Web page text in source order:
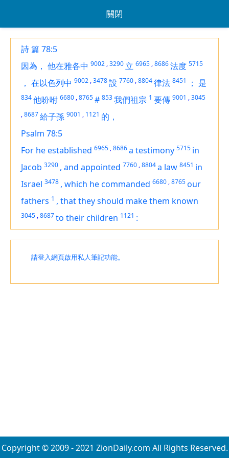
關閉
詩 篇 78:5
因為， 他在雅各中 9002 ,3290 立 6965 ,8686法度 5715
， 在以色列中 9002 ,3478設 7760 ,8804律法 8451 ； 是
834他吩咐 6680 ,8765# 853我們祖宗 1 要傳 9001 ,3045
,8687給子孫 9001 , 1121 的，
Psalm 78:5
For he established 6965 ,8686a testimony 5715 in
Jacob 3290 , and appointed 7760 ,8804a law 8451 in
Israel 3478 , which he commanded 6680 ,8765our
fathers 1 , that they should make them known
3045 ,8687to their children 1121 :
請登入網頁啟用私人筆記功能。
Copyright © 2009 - 2021 ZionDaily.com All Rights Reserved.